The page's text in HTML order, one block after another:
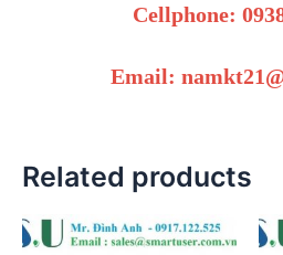
Cellphone:
Email:
Related products